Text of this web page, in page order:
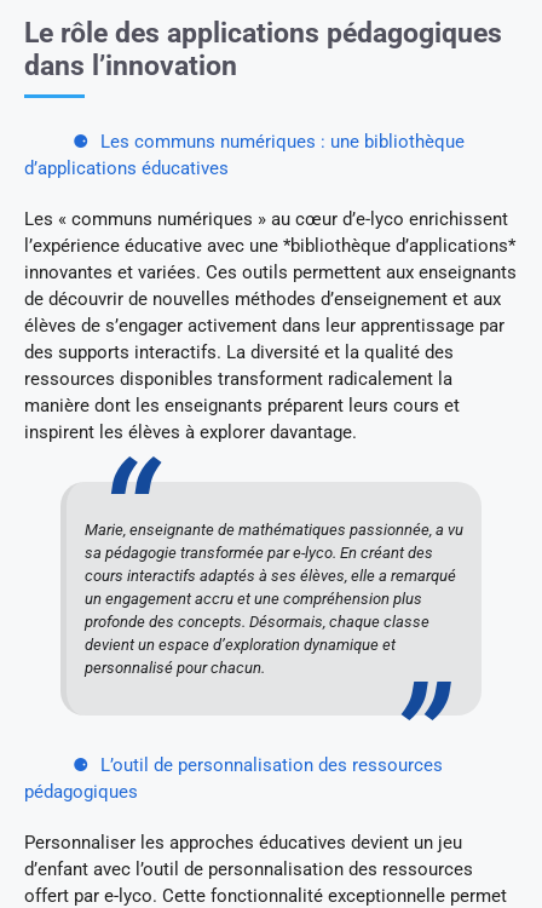
Le rôle des applications pédagogiques
dans l’innovation
Les communs numériques : une bibliothèque
d’applications éducatives
Les « communs numériques » au cœur d’e-lyco enrichissent
l’expérience éducative avec une *bibliothèque d’applications*
innovantes et variées. Ces outils permettent aux enseignants
de découvrir de nouvelles méthodes d’enseignement et aux
élèves de s’engager activement dans leur apprentissage par
des supports interactifs. La diversité et la qualité des
ressources disponibles transforment radicalement la
manière dont les enseignants préparent leurs cours et
inspirent les élèves à explorer davantage.
Marie, enseignante de mathématiques passionnée, a vu
sa pédagogie transformée par e-lyco. En créant des
cours interactifs adaptés à ses élèves, elle a remarqué
un engagement accru et une compréhension plus
profonde des concepts. Désormais, chaque classe
devient un espace d’exploration dynamique et
personnalisé pour chacun.
L’outil de personnalisation des ressources
pédagogiques
Personnaliser les approches éducatives devient un jeu
d’enfant avec l’outil de personnalisation des ressources
offert par e-lyco. Cette fonctionnalité exceptionnelle permet